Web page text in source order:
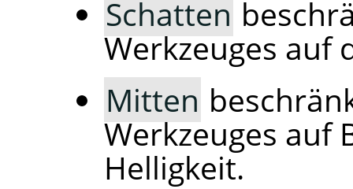
Schatten
Werkzeuges auf
Mitten
Werkzeuges auf
Helligkeit.